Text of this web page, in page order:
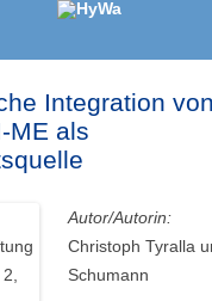
Integration
ME als
Autor/Autorin:
Christoph Tyralla
Schumann